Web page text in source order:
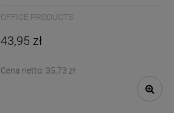
OFFICE PRODUCTS
43,95 zł
Cena netto: 35,73 zł